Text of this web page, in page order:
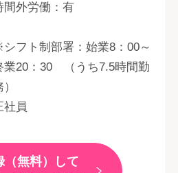
間外労働：有
フト制部署：始業8：00～
業20：30 （うち7.5時間勤
社員
（無料）して